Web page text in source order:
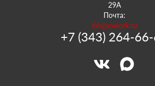
29А
Почта:
66@sowork.ru
+7 (343) 264-